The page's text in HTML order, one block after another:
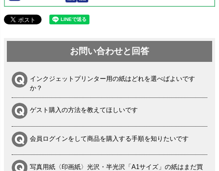
お問い合わせと回答
インクジェットプリンター用の紙はどれを選べばよいです
か？
ゲスト購入の方法を教えてほしいです
会員ログインをして商品を購入する手順を知りたいです
写真用紙〈印画紙〉光沢・半光沢「A1サイズ」の紙はまだ買